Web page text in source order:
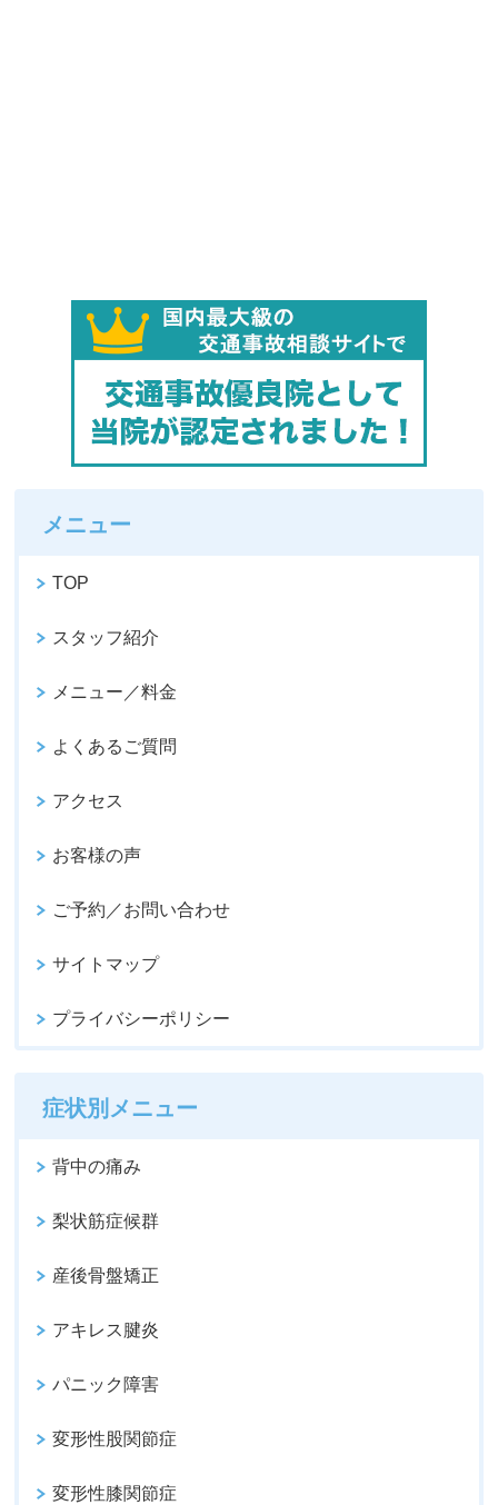
メニュー
TOP
スタッフ紹介
メニュー／料金
よくあるご質問
アクセス
お客様の声
ご予約／お問い合わせ
サイトマップ
プライバシーポリシー
症状別メニュー
背中の痛み
梨状筋症候群
産後骨盤矯正
アキレス腱炎
パニック障害
変形性股関節症
変形性膝関節症